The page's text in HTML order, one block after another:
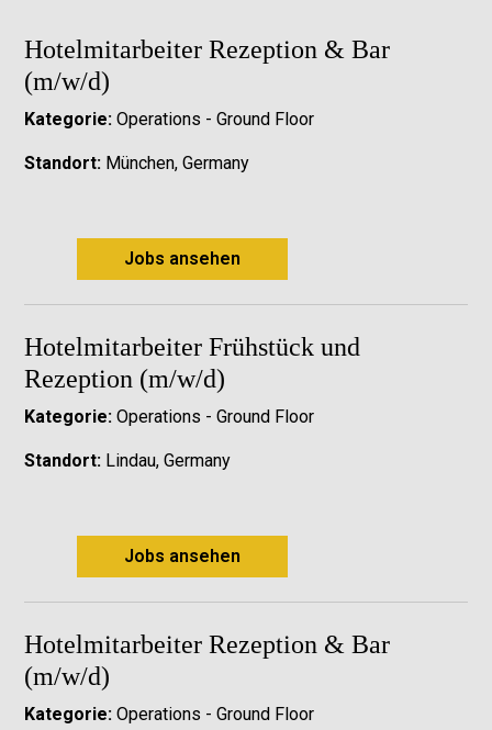
Hotelmitarbeiter Rezeption & Bar
(m/w/d)
Kategorie:Operations - Ground Floor
Standort:München, Germany
Jobs ansehen
Hotelmitarbeiter Frühstück und
Rezeption (m/w/d)
Kategorie:Operations - Ground Floor
Standort:Lindau, Germany
Jobs ansehen
Hotelmitarbeiter Rezeption & Bar
(m/w/d)
Kategorie:Operations - Ground Floor